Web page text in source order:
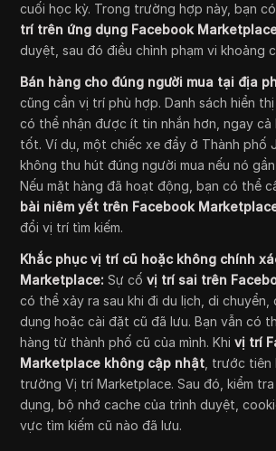
cuối học kỳ. Trong trường hợp này, bạn
trí trên ứng dụng Facebook
duyệt, sau đó điều chỉnh phạm vi khoảng
Bán hàng cho đúng người mua tại địa
cũng cần vị trí phù hợp. Danh sách hiển
có thể nhận được ít tin nhắn hơn, ngay cả
tốt. Ví dụ, một chiếc xe đẩy ở Thành phố
không thu hút đúng người mua nếu nó
Nếu mặt hàng đã hoạt động, bạn có thể
bài niêm yết trên Facebook
đổi vị trí tìm kiếm.
Khắc phục vị trí cũ hoặc không chính
Marketplace: Sự cốvị trí sai trên
có thể xảy ra sau khi đi du lịch, di chuyển,
dụng hoặc cài đặt cũ đã lưu. Bạn vẫn có
hàng từ thành phố cũ của mình. Khivị trí
Marketplace không cập nhật , trước
trường Vị trí Marketplace. Sau đó, kiểm
dụng, bộ nhớ cache của trình duyệt,
vực tìm kiếm cũ nào đã lưu.